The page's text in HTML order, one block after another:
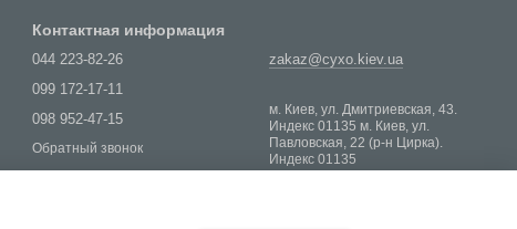
Контактная информация
044 223-82-26
099 172-17-11
098 952-47-15
Обратный звонок
zakaz@cyxo.kiev.ua
м. Киев, ул. Дмитриевская, 43.
Индекс 01135 м. Киев, ул.
Павловская, 22 (р-н Цирка).
Индекс 01135